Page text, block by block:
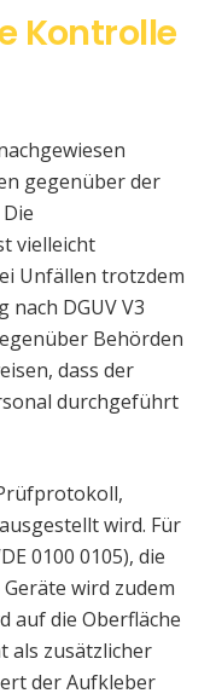
Kontrolle
gegenüber der
vielleicht
Unfällen trotzdem
DGUV V3
Behörden
dass der
durchgeführt
wird. Für
0100 0105), die
wird zudem
auf die Oberfläche
als zusätzlicher
der Aufkleber